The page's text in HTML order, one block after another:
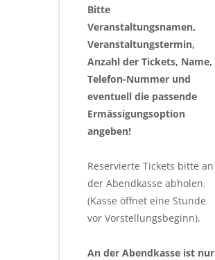
Bitte
Veranstaltungsnamen,
Veranstaltungstermin,
Anzahl der Tickets, Name,
Telefon-Nummer und
eventuell die passende
Ermässigungsoption
angeben!
Reservierte Tickets bitte an
der Abendkasse abholen.
(Kasse öffnet eine Stunde
vor Vorstellungsbeginn).
An der Abendkasse ist nur